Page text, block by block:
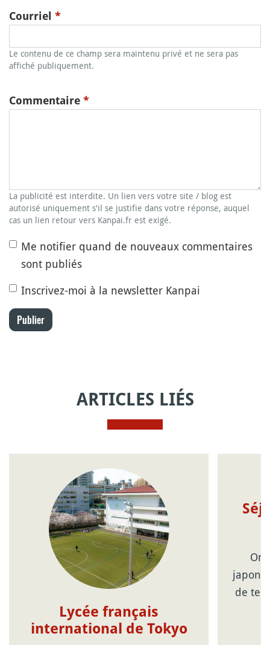
Courriel *
Le contenu de ce champ sera maintenu privé et ne sera pas
affiché publiquement.
Commentaire *
La publicité est interdite. Un lien vers votre site / blog est
autorisé uniquement s'il se justifie dans votre réponse, auquel
cas un lien retour vers Kanpai.fr est exigé.
Me notifier quand de nouveaux commentaires
sont publiés
Inscrivez-moi à la newsletter Kanpai
Publier
ARTICLES LIÉS
Lycée français
international de Tokyo
On
de